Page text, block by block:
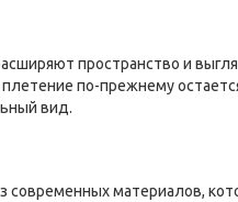
пространство и
по-прежнему
вид.
материалов,